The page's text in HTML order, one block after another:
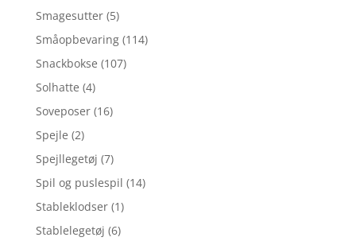
Smagesutter (5)
Småopbevaring (114)
Snackbokse (107)
Solhatte (4)
Soveposer (16)
Spejle (2)
Spejllegetøj (7)
Spil og puslespil (14)
Stableklodser (1)
Stablelegetøj (6)